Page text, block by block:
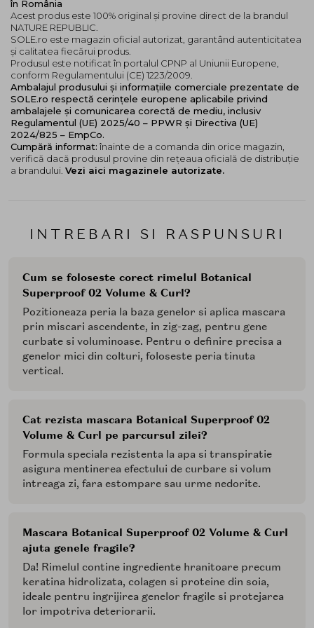
INTREBARI SI RASPUNSURI
Cum se foloseste corect rimelul Botanical
Superproof 02 Volume & Curl?
Pozitioneaza peria la baza genelor si aplica mascara
prin miscari ascendente, in zig-zag, pentru gene
curbate si voluminoase. Pentru o definire precisa a
genelor mici din colturi, foloseste peria tinuta
vertical.
Cat rezista mascara Botanical Superproof 02
Volume & Curl pe parcursul zilei?
Formula speciala rezistenta la apa si transpiratie
asigura mentinerea efectului de curbare si volum
intreaga zi, fara estompare sau urme nedorite.
Mascara Botanical Superproof 02 Volume & Curl
ajuta genele fragile?
Da! Rimelul contine ingrediente hranitoare precum
keratina hidrolizata, colagen si proteine din soia,
ideale pentru ingrijirea genelor fragile si protejarea
lor impotriva deteriorarii.
tale pe parcurs.
Mod de utilizare:
Pozitioneaza peria la baza genelor si aplica prin miscari
ascendente, in zig-zag, incepand din coltul interior al
ochiului spre exterior.
Pentru genele din coltul frontal si cele de sub ochi,
foloseste peria in pozitie verticala pentru o definire
precisa.
în România
Acest produs este 100% original și provine direct de la brandul
NATURE REPUBLIC.
SOLE.ro este magazin oficial autorizat, garantând autenticitatea
și calitatea fiecărui produs.
Produsul este notificat în portalul CPNP al Uniunii Europene,
conform Regulamentului (CE) 1223/2009.
Ambalajul produsului și informațiile comerciale prezentate de
SOLE.ro respectă cerințele europene aplicabile privind
ambalajele și comunicarea corectă de mediu, inclusiv
Regulamentul (UE) 2025/40 – PPWR și Directiva (UE)
2024/825 – EmpCo.
Cumpără informat: înainte de a comanda din orice magazin,
verifică dacă produsul provine din rețeaua oficială de distribuție
a brandului. Vezi aici magazinele autorizate.